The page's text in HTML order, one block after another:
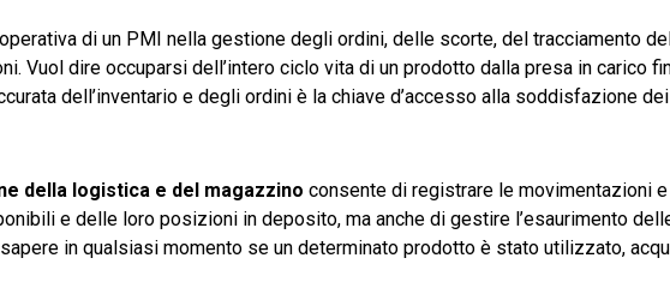
di un PMI nella gestione degli ordini, delle scorte, del tracciamento
Vuol dire occuparsi dell’intero ciclo vita di un prodotto dalla presa in carico
dell’inventario e degli ordini è la chiave d’accesso alla soddisfazione
della logistica e del magazzino consente di registrare le movimentazioni e
e delle loro posizioni in deposito, ma anche di gestire l’esaurimento
in qualsiasi momento se un determinato prodotto è stato utilizzato,